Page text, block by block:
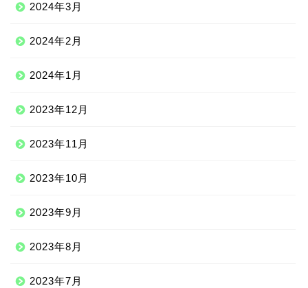
2024年3月
2024年2月
2024年1月
2023年12月
2023年11月
2023年10月
2023年9月
2023年8月
2023年7月